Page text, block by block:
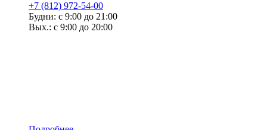
+7 (812) 972-54-00
Будни: с 9:00 до 21:00
Вых.: с 9:00 до 20:00